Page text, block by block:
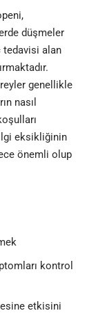
düşmeler
alan
genellikle
nasıl
eksikliğinin
önemli olup
kontrol
etkisini